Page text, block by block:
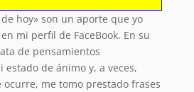
hoy» son un aporte que yo
mi perfil de FaceBook. En su
de pensamientos
estado de ánimo y, a veces,
ocurre, me tomo prestado frases